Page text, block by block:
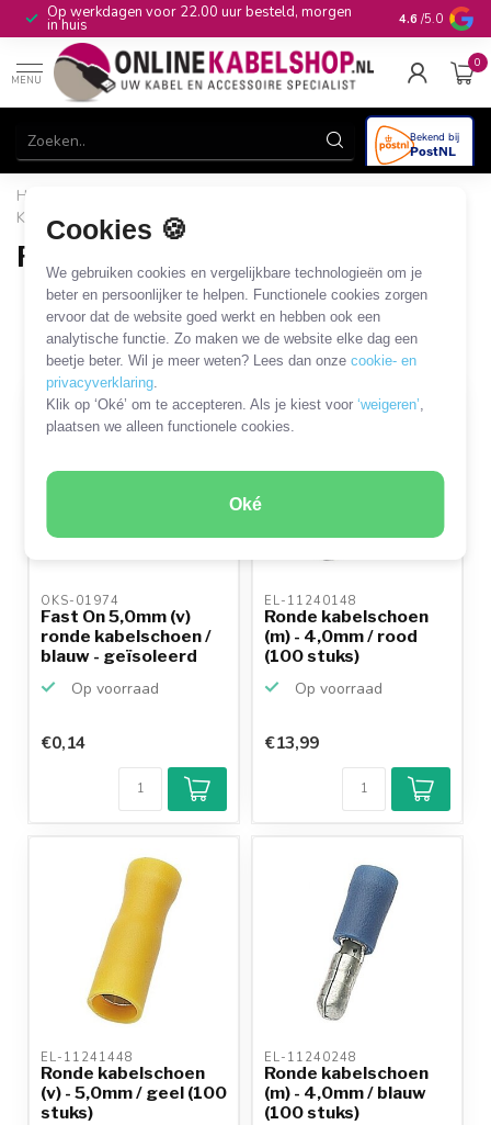
Cookies 🍪
We gebruiken cookies en vergelijkbare technologieën om je
beter en persoonlijker te helpen. Functionele cookies zorgen
ervoor dat de website goed werkt en hebben ook een
analytische functie. Zo maken we de website elke dag een
beetje beter. Wil je meer weten? Lees dan onzecookie- en
privacyverklaring.
Klik op ‘Oké’ om te accepteren. Als je kiest voor‘weigeren’,
plaatsen we alleen functionele cookies.
Oké
Op werkdagen voor 22.00 uur besteld, morgen
in huis 10+jaar
4.6 /5.0
MENU
0
Home
Kabelschoenen
Ronde kabelschoen
Ronde kabelschoen
8 PRODUCTEN
Filters SORTEER OP
OKS-01974
Fast On 5,0mm (v)
ronde kabelschoen /
blauw - geïsoleerd
Op voorraad
€0,14
EL-11240148
Ronde kabelschoen
(m) - 4,0mm / rood
(100 stuks)
Op voorraad
€13,99
EL-11241448
Ronde kabelschoen
(v) - 5,0mm / geel (100
stuks)
EL-11240248
Ronde kabelschoen
(m) - 4,0mm / blauw
(100 stuks)